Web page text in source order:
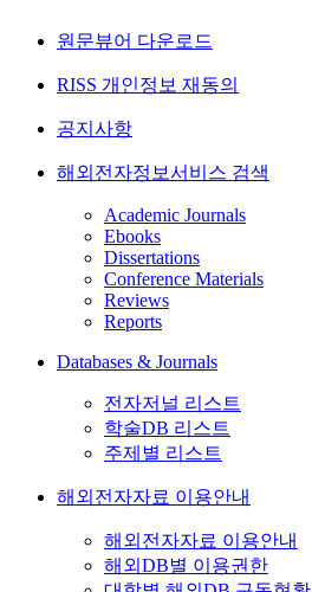
원문뷰어 다운로드
RISS 개인정보 재동의
공지사항
해외전자정보서비스 검색
Academic Journals
Ebooks
Dissertations
Conference Materials
Reviews
Reports
Databases & Journals
전자저널 리스트
학술DB 리스트
주제별 리스트
해외전자자료 이용안내
해외전자자료 이용안내
해외DB별 이용권한